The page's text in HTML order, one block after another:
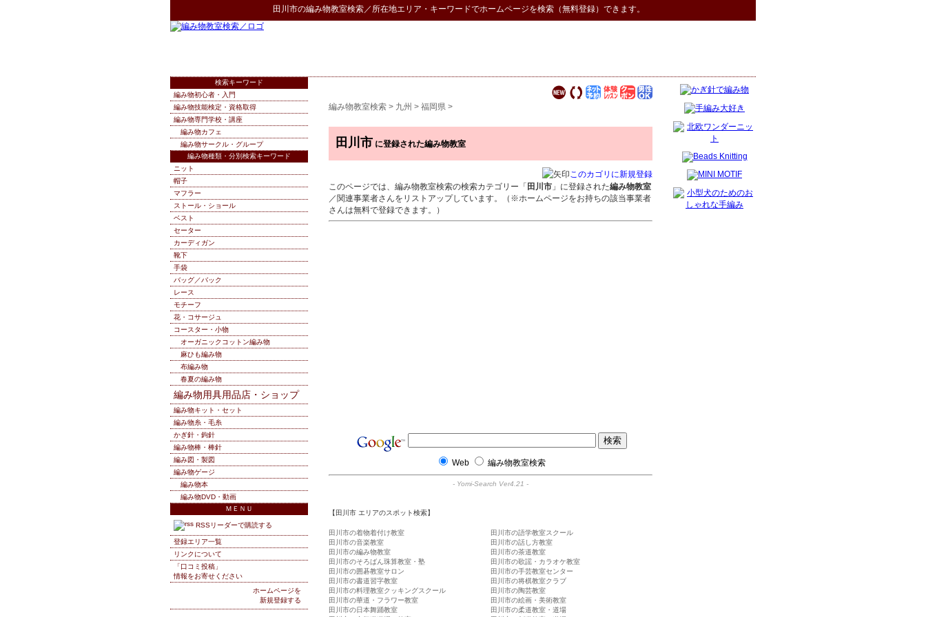
田川市の編み物教室検索／所在地エリア・キーワードでホームページを検索（無料登録）できます。
編み物教室検索 > 九州 > 福岡県 >
田川市 に登録された編み物教室
このカゴリに新規登録
このページでは、編み物教室検索の検索カテゴリー「 田川市 」に登録された編み物教室
／関連事業者さんをリストアップしています。（※ホームページをお持ちの該当事業者
さんは無料で登録できます。）
Web 編み物教室検索
- Yomi-Search Ver4.21 -
【田川市 エリアのスポット検索】
田川市の着物着付け教室
田川市の語学教室スクール
田川市の音楽教室
田川市の話し方教室
田川市の編み物教室
田川市の茶道教室
田川市のそろばん珠算教室・塾
田川市の歌謡・カラオケ教室
田川市の囲碁教室サロン
田川市の手芸教室センター
田川市の書道習字教室
田川市の将棋教室クラブ
田川市の料理教室クッキングスクール
田川市の陶芸教室
田川市の華道・フラワー教室
田川市の絵画・美術教室
田川市の日本舞踊教室
田川市の柔道教室・道場
検索キーワード
編み物初心者・入門
編み物技能検定・資格取得
編み物専門学校・講座
編み物カフェ
編み物サークル・グループ
編み物種類・分別検索キーワード
ニット
帽子
マフラー
ストール・ショール
ベスト
セーター
カーディガン
靴下
手袋
バッグ／バック
レース
モチーフ
花・コサージュ
コースター・小物
オーガニックコットン編み物
麻ひも編み物
布編み物
春夏の編み物
編み物用具用品店・ショップ
編み物キット・セット
編み物糸・毛糸
かぎ針・鉤針
編み物棒・棒針
編み図・製図
編み物ゲージ
編み物本
編み物DVD・動画
ＭＥＮＵ
RSSリーダーで購読する
登録エリア一覧
リンクについて
「口コミ投稿」
情報をお寄せください
ホームページを
新規登録する